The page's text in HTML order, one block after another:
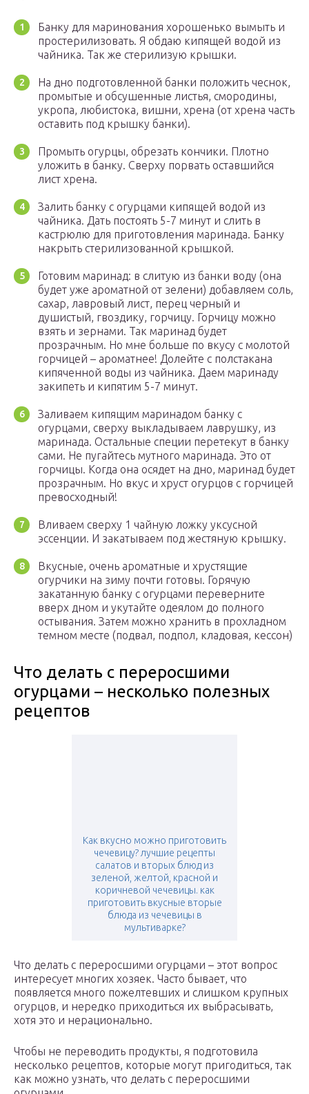
Банку для маринования хорошенько вымыть и
простерилизовать. Я обдаю кипящей водой из
чайника. Так же стерилизую крышки.
На дно подготовленной банки положить чеснок,
промытые и обсушенные листья, смородины,
укропа, любистока, вишни, хрена (от хрена часть
оставить под крышку банки).
Промыть огурцы, обрезать кончики. Плотно
уложить в банку. Сверху порвать оставшийся
лист хрена.
Залить банку с огурцами кипящей водой из
чайника. Дать постоять 5-7 минут и слить в
кастрюлю для приготовления маринада. Банку
накрыть стерилизованной крышкой.
Готовим маринад: в слитую из банки воду (она
будет уже ароматной от зелени) добавляем соль,
сахар, лавровый лист, перец черный и
душистый, гвоздику, горчицу. Горчицу можно
взять и зернами. Так маринад будет
прозрачным. Но мне больше по вкусу с молотой
горчицей – ароматнее! Долейте с полстакана
кипяченной воды из чайника. Даем маринаду
закипеть и кипятим 5-7 минут.
Заливаем кипящим маринадом банку с
огурцами, сверху выкладываем лаврушку, из
маринада. Остальные специи перетекут в банку
сами. Не пугайтесь мутного маринада. Это от
горчицы. Когда она осядет на дно, маринад будет
прозрачным. Но вкус и хруст огурцов с горчицей
превосходный!
Вливаем сверху 1 чайную ложку уксусной
эссенции. И закатываем под жестяную крышку.
Вкусные, очень ароматные и хрустящие
огурчики на зиму почти готовы. Горячую
закатанную банку с огурцами переверните
вверх дном и укутайте одеялом до полного
остывания. Затем можно хранить в прохладном
темном месте (подвал, подпол, кладовая, кессон)
Что делать с переросшими
огурцами – несколько полезных
рецептов
Как вкусно можно приготовить
чечевицу? лучшие рецепты
салатов и вторых блюд из
зеленой, желтой, красной и
коричневой чечевицы. как
приготовить вкусные вторые
блюда из чечевицы в
мультиварке?
Что делать с переросшими огурцами – этот вопрос
интересует многих хозяек. Часто бывает, что
появляется много пожелтевших и слишком крупных
огурцов, и нередко приходиться их выбрасывать,
хотя это и нерационально.
Чтобы не переводить продукты, я подготовила
несколько рецептов, которые могут пригодиться, так
как можно узнать, что делать с переросшими